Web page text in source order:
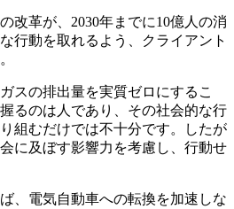
改革が、2030年までに10億人の消
行動を取れるよう、クライアント
スの排出量を実質ゼロにするこ
るのは人であり、その社会的な行
組むだけでは不十分です。したが
に及ぼす影響力を考慮し、行動せ
、電気自動車への転換を加速しな